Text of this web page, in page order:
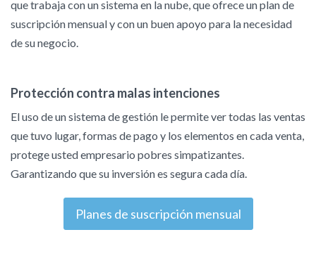
que trabaja con un sistema en la nube, que ofrece un plan de
suscripción mensual y con un buen apoyo para la necesidad
de su negocio.
Protección contra malas intenciones
El uso de un sistema de gestión le permite ver todas las ventas
que tuvo lugar, formas de pago y los elementos en cada venta,
protege usted empresario pobres simpatizantes.
Garantizando que su inversión es segura cada día.
Planes de suscripción mensual